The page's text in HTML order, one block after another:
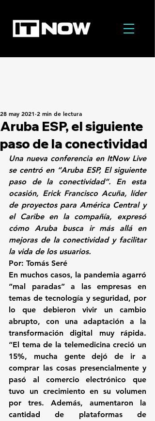
Aruba ESP, el siguiente
paso de la conectividad
28 may 2021 2 min de lectura
Una nueva conferencia en ItNow Live
se centró en “Aruba ESP, El siguiente
paso de la conectividad”. En esta
ocasión, Erick Francisco Acuña, líder
de proyectos para América Central y
el Caribe en la compañía, expresó
cómo Aruba busca ir más allá en
mejoras de la conectividad y facilitar
la vida de los usuarios.
Por: Tomás Seré
En muchos casos, la pandemia agarró
“mal paradas” a las empresas en
temas de tecnología y seguridad, por
lo que debieron vivir un cambio
abrupto, con una adaptación a la
transformación digital muy rápida.
“El tema de la telemedicina creció un
15%, mucha gente dejó de ir a
comprar las cosas presencialmente y
pasó al comercio electrónico que
tuvo un crecimiento en su volumen
por tres. Además, aumentaron la
cantidad de plataformas de